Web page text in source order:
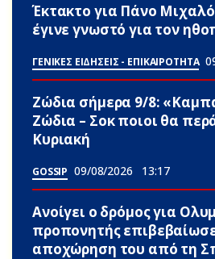
Έκτακτο για Πάνο
έγινε γνωστό για τον
ΓΕΝΙΚΕΣ ΕΙΔΗΣΕΙΣ - ΕΠΙΚΑΙΡΟΤΗΤΑ
Ζώδια σήμερα 9/8:
Zώδια – Σoκ ποιοι θα
Κυριακή
GOSSIP 09/08/2026 13:17
Ανοίγει ο δρόμος για
προπονητής
αποχώρηση του από τη